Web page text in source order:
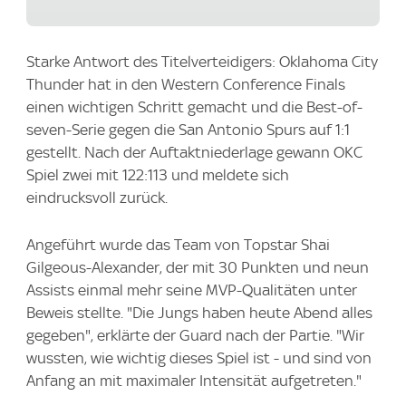
Starke Antwort des Titelverteidigers: Oklahoma City
Thunder hat in den Western Conference Finals
einen wichtigen Schritt gemacht und die Best-of-
seven-Serie gegen die San Antonio Spurs auf 1:1
gestellt. Nach der Auftaktniederlage gewann OKC
Spiel zwei mit 122:113 und meldete sich
eindrucksvoll zurück.
Angeführt wurde das Team von Topstar Shai
Gilgeous-Alexander, der mit 30 Punkten und neun
Assists einmal mehr seine MVP-Qualitäten unter
Beweis stellte. "Die Jungs haben heute Abend alles
gegeben", erklärte der Guard nach der Partie. "Wir
wussten, wie wichtig dieses Spiel ist - und sind von
Anfang an mit maximaler Intensität aufgetreten."